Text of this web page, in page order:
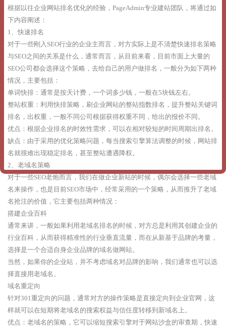
根据以往企业网站排名优化的经验，PageAdmin专业建站团队，将通过如
下内容阐述：
1、快速排名
对于一些刚入SEO行业的企业主而言，对方实际上是不清楚快速排名策略
与SEO之间的关系是什么，通常而言，从目前来看，目前市面上大量的
SEO公司都会选择这个策略，去给自己的用户做排名，一般分为如下两种
情况，主要包括：
单词快排：通常是按天计费，一个词多少钱，一般在5块钱左右。
整站权重：利用快排策略，刷企业网站的整站指数排名，提升整站关键词
排名，出权重，一般不同公司根据获得权重不同，给出的报价不同。
优点：根据企业排名的时效性需求，可以在相对较短的时间周期出排名。
缺点：由于采用的优化策略问题，每当搜索引擎算法调整的时候，网站排
名就很难出现稳定排名，甚至整站遭遇降权。
2、老域名策略
对于一些SEO老炮而言，我们在做企业新站的时候，偶尔会选择一些老域
名来操作，也是目前SEO市场中，经常采用的一个策略，从而推升了老域
名抢注的价值，它主要包括两种情况：
搭建企业百科
通常来讲，一般如果利用老域名排名的时候，对方总是利用其创建企业的
行业百科，从而获得精准性的行业垂直流量，而在从新基于品牌的考量，
选择是一个合适自身企业品牌的域名做网站。
当然，如果你的企业站，并不考虑域名对品牌的影响，我们通常也可以选
择直接用老域名。
域名重定向
针对301重定向的问题，通常对方的操作策略是直接定向到企业官网，这
样就可以在短期将老域名的搜索权益与信任度转移到新域名上。
优点：老域名的策略，它可以缩短搜索引擎对于网站沙盒的审查期，快速